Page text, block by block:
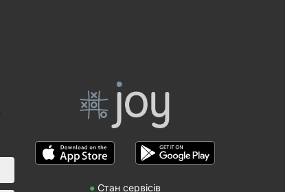
● Стан сервісів